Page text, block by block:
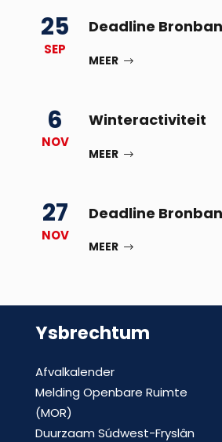
25
SEP
Deadline
MEER
6
NOV
Winteractiviteit
MEER
27
NOV
Deadline
MEER
Ysbrechtum
Afvalkalender
Melding Openbare Ruimte
(MOR)
Duurzaam Súdwest-Fryslân